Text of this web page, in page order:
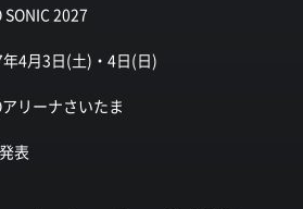
SONIC 2027
4月3日(土)・4日(日)
リーナさいたま
表